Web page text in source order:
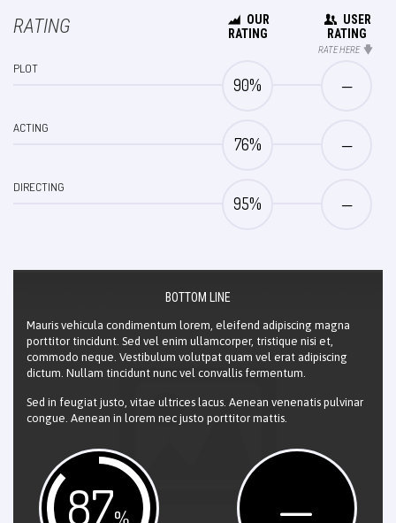
RATING
OUR
RATING
USER
RATING
RATE HERE
PLOT
90% —
ACTING
76% —
DIRECTING
95% —
BOTTOM LINE
Mauris vehicula condimentum lorem, eleifend adipiscing magna
porttitor tincidunt. Sed vel enim ullamcorper, tristique nisi et,
commodo neque. Vestibulum volutpat quam vel erat adipiscing
dictum. Nullam tincidunt nunc vel convallis fermentum.
Sed in feugiat justo, vitae ultrices lacus. Aenean venenatis pulvinar
congue. Aenean in lorem nec justo porttitor mattis.
87 —